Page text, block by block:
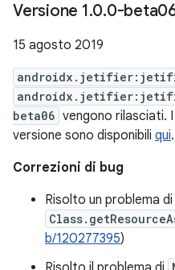
Versione 1.0.0-
15 agosto 2019
beta06 vengono rilasciati.
versione sono disponibili qui.
Correzioni di bug
Risolto un problema
b/120277395)